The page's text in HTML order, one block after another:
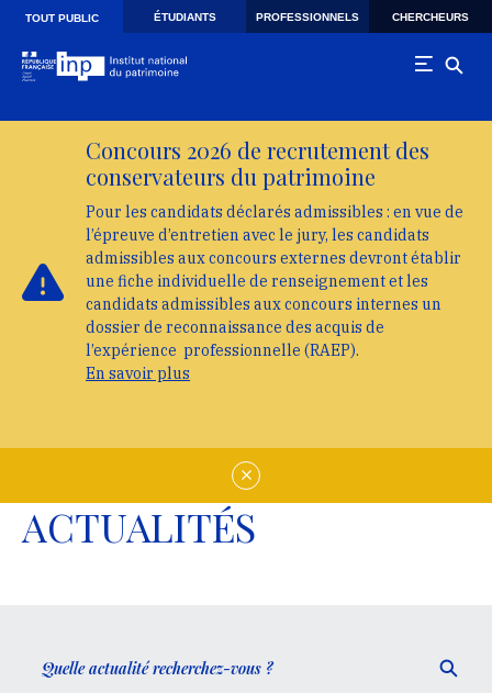
Skip to main navigation
Aller au contenu principal
TOUT PUBLIC ÉTUDIANTS PROFESSIONNELS CHERCHEURS
Concours 2026 de recrutement des
conservateurs du patrimoine
Pour les candidats déclarés admissibles : en vue de
l’épreuve d’entretien avec le jury, les candidats
admissibles aux concours externes devront établir
une fiche individuelle de renseignement et les
candidats admissibles aux concours internes un
dossier de reconnaissance des acquis de
l’expérience professionnelle (RAEP).
En savoir plus
ACTUALITÉS